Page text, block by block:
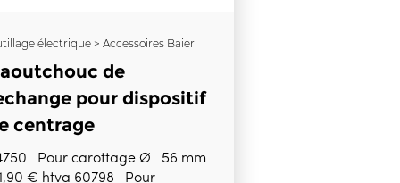
électrique > Accessoires Baier
de
pour dispositif
centrage
Pour carottage Ø 56 mm
€ htva 60798 Pour